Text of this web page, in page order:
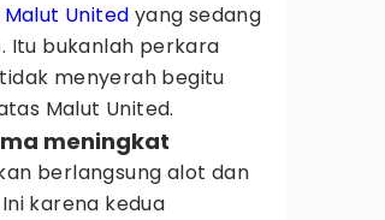
Malut United yang sedang
Itu bukanlah perkara
menyerah begitu
Malut United.
meningkat
berlangsung alot dan
karena kedua